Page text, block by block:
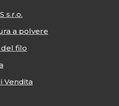
s.r.o.
a polvere
filo
Vendita